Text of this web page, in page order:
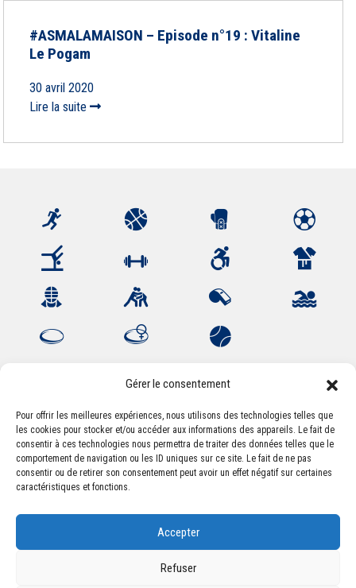
Gérer le consentement
Pour offrir les meilleures expériences, nous utilisons des technologies telles que
les cookies pour stocker et/ou accéder aux informations des appareils. Le fait de
consentir à ces technologies nous permettra de traiter des données telles que le
comportement de navigation ou les ID uniques sur ce site. Le fait de ne pas
consentir ou de retirer son consentement peut avoir un effet négatif sur certaines
caractéristiques et fonctions.
Accepter
Refuser
#ASMALAMAISON – Episode n°19 : Vitaline
Le Pogam
30 avril 2020
Lire la suite
Association Sportive Montferrandaise
84, boulevard Léon Jouhaux
CS 80221 - 63021 Clermont-Ferrand Cedex 2
accueil@asm-omnisports.com